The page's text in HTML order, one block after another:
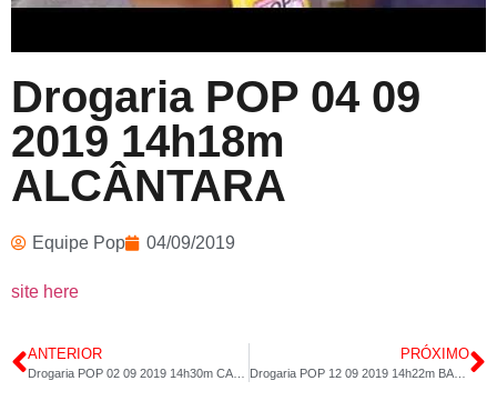
Drogaria POP 04 09
2019 14h18m
ALCÂNTARA
Equipe Pop 04/09/2019
site here
ANTERIOR PRÓXIMO
Drogaria POP 12 09 2019 14h22m BANGU